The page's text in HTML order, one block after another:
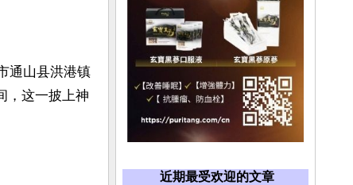
通山县洪港镇
，这一披上神
近期最受欢迎的文章